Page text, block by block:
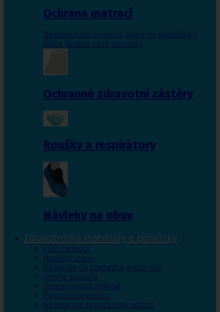
Ochrana matrací
Nepropustná ochrana, Papír na vyšetřovací
lůžka, Textilní savé podložky
Ochranné zdravotní zástěry
Roušky a respirátory
Návleky na obuv
Zdravotnické materiály a pomůcky
CBD z konopí
Doplňky stravy
Přípravky na bradavice a kuří oka
Umělá sladidla
Domácí solné jeskyně
Pohlcovače pachu
Nádoby na nebezpečný odpad